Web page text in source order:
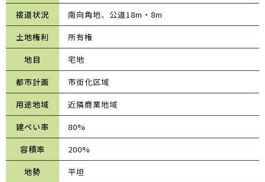
接道状況
南向角地、公道18m・8m
土地権利
所有権
地目
宅地
都市計画
市街化区域
用途地域
近隣商業地域
建ぺい率
80%
容積率
200%
地勢
平坦